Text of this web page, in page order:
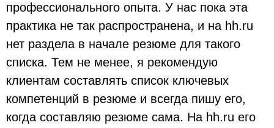
профессионального опыта. У нас пока эта
практика не так распространена, и на hh.ru
нет раздела в начале резюме для такого
списка. Тем не менее, я рекомендую
клиентам составлять список ключевых
компетенций в резюме и всегда пишу его,
когда составляю резюме сама. На hh.ru его